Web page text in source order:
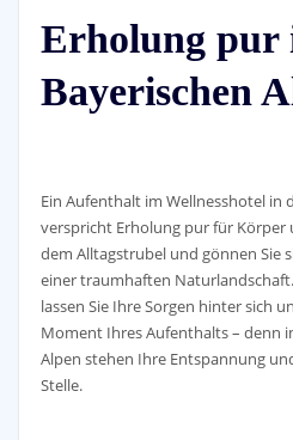
Erholung pur
Bayerischen
Ein Aufenthalt im Wellnesshotel in
verspricht Erholung pur für Körper
dem Alltagstrubel und gönnen Sie
einer traumhaften
lassen Sie Ihre Sorgen hinter sich
Moment Ihres Aufenthalts – denn
Alpen stehen Ihre Entspannung
Stelle.